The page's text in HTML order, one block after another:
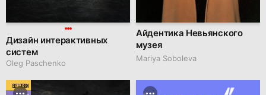
Дизайн интерактивных
систем
Oleg Paschenko
Айдентика Невьянского
музея
Mariya Soboleva
BEST DESIGN